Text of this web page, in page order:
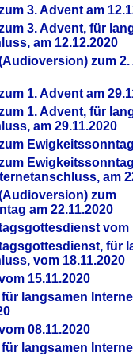
3. Advent am
3. Advent, für
am 12.12.2020
zum 2.
1. Advent am
1. Advent, für
am 29.11.2020
am
zum
am 22.11.2020
vom
für
vom 18.11.2020
15.11.2020
langsamen
08.11.2020
langsamen